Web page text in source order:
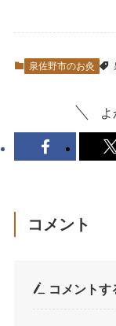
泉佐野市のお灸
コメント
コメントす